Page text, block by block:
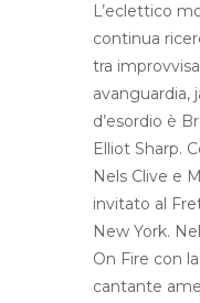
L’eclettico
continua
tra
avanguardia,
d’esordio è
Elliot Sharp.
Nels Clive e
invitato al
New York.
On Fire con
cantante